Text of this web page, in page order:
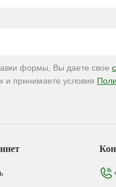
формы, Вы даете свое
и принимаете условия